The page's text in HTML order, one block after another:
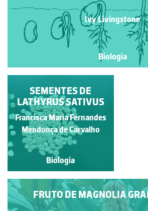
Ivy Livingstone
Biologia
UM SUBSTRATO
TÍPICO PARA FETOS
Francisco António Fidalgo
Félix Dias
Biologia
SEMENTES DE
LATHYRUS SATIVUS
Francisca Maria Fernandes
Mendonça de Carvalho
Biologia
FRUTO DE MAGNOLIA